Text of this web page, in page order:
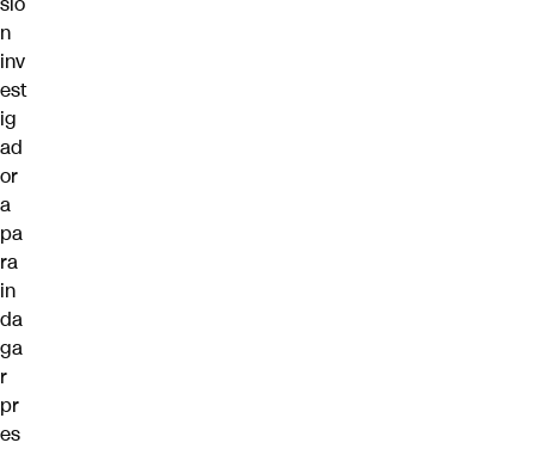
n
inv
est
ig
ad
or
a
pa
ra
in
da
ga
r
pr
es